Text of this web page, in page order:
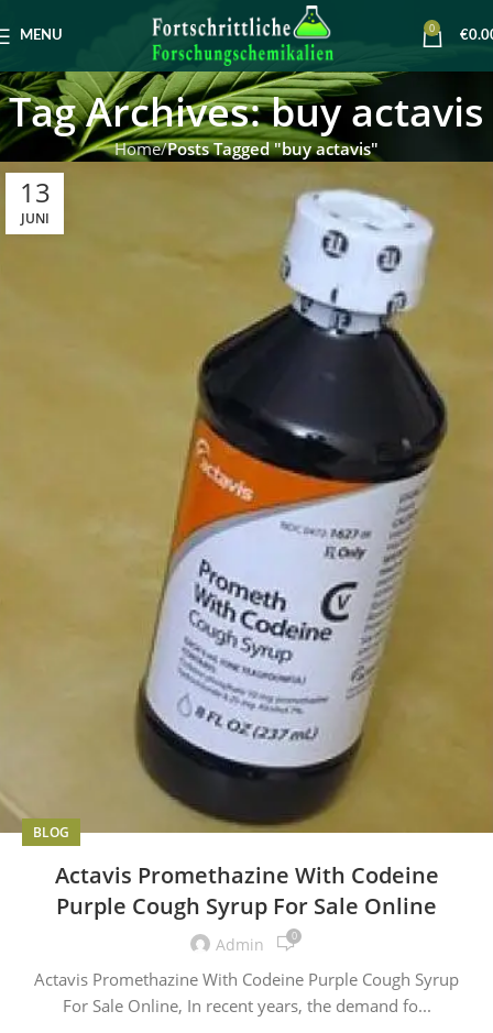
MENU
0
€
Tag Archives: buy actavis
Home Posts Tagged "buy actavis"
13
JUNI
BLOG
Actavis Promethazine With Codeine
Purple Cough Syrup For Sale Online
Admin 0
Actavis Promethazine With Codeine Purple Cough Syrup
For Sale Online, In recent years, the demand fo...